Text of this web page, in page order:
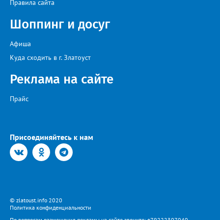
поручил увеличить количество бензовозов, вывести на самые
бензина и объёмы его продаж, а также обеспечить
бесперебойное снабжение горючим пожарных, скорых и
общественного транспорта.
Правила сайта
Шоппинг и досуг
Афиша
Куда сходить в г. Златоуст
Реклама на сайте
Прайс
Присоединяйтесь к нам
© zlatoust.info 2020
Политика конфиденциальности